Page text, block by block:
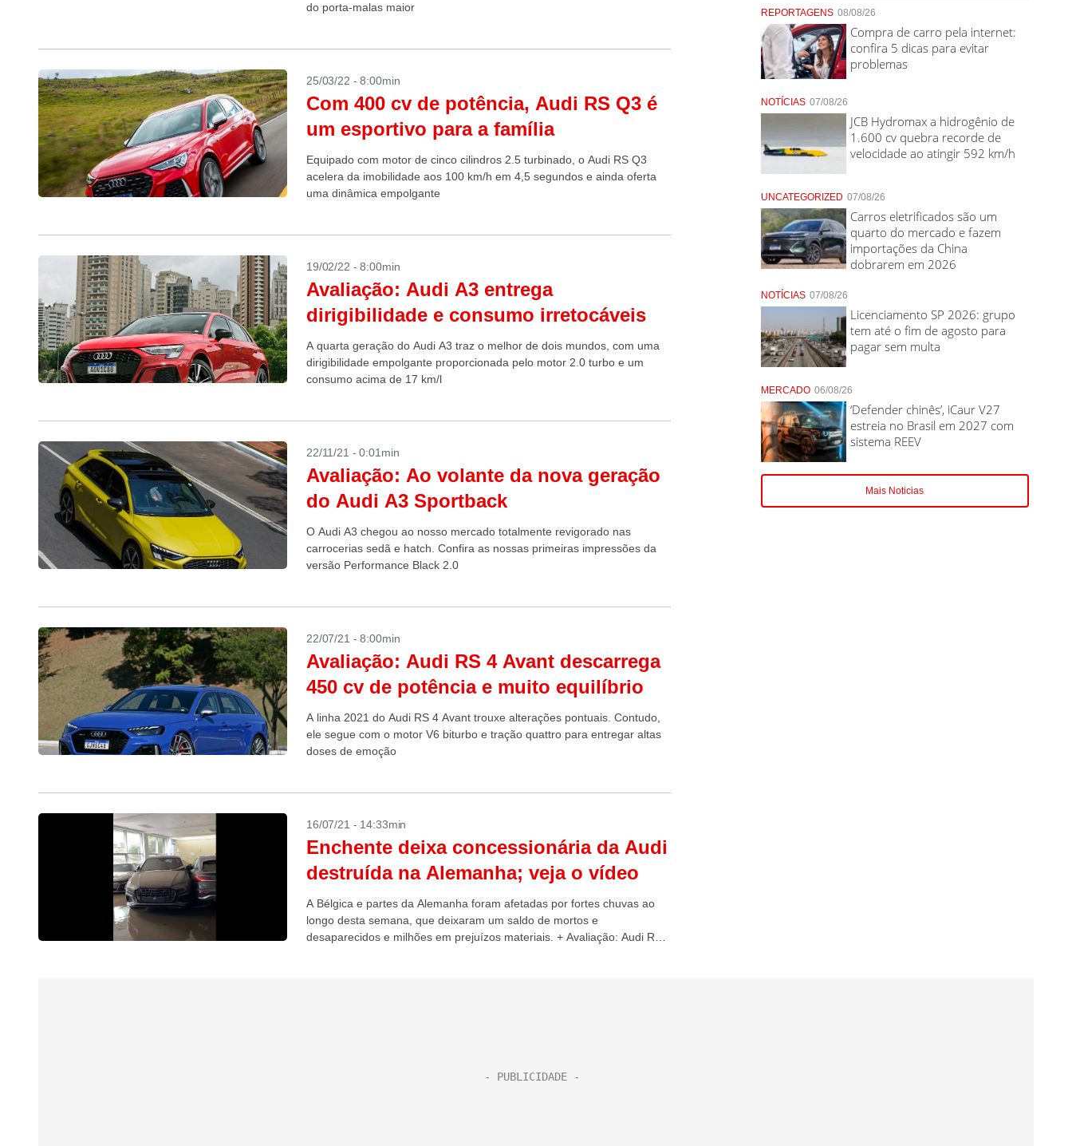
do porta-malas maior
25/03/22 - 8:00min
Com 400 cv de potência, Audi RS Q3 é
um esportivo para a família
Equipado com motor de cinco cilindros 2.5 turbinado, o Audi RS Q3
acelera da imobilidade aos 100 km/h em 4,5 segundos e ainda oferta
uma dinâmica empolgante
19/02/22 - 8:00min
Avaliação: Audi A3 entrega
dirigibilidade e consumo irretocáveis
A quarta geração do Audi A3 traz o melhor de dois mundos, com uma
dirigibilidade empolgante proporcionada pelo motor 2.0 turbo e um
consumo acima de 17 km/l
22/11/21 - 0:01min
Avaliação: Ao volante da nova geração
do Audi A3 Sportback
O Audi A3 chegou ao nosso mercado totalmente revigorado nas
carrocerias sedã e hatch. Confira as nossas primeiras impressões da
versão Performance Black 2.0
22/07/21 - 8:00min
Avaliação: Audi RS 4 Avant descarrega
450 cv de potência e muito equilíbrio
A linha 2021 do Audi RS 4 Avant trouxe alterações pontuais. Contudo,
ele segue com o motor V6 biturbo e tração quattro para entregar altas
doses de emoção
16/07/21 - 14:33min
Enchente deixa concessionária da Audi
destruída na Alemanha; veja o vídeo
A Bélgica e partes da Alemanha foram afetadas por fortes chuvas ao
longo desta semana, que deixaram um saldo de mortos e
desaparecidos e milhões em prejuízos materiais. + Avaliação: Audi RS
REPORTAGENS 08/08/26
Compra de carro pela internet:
confira 5 dicas para evitar
problemas
NOTÍCIAS 07/08/26
JCB Hydromax a hidrogênio de
1.600 cv quebra recorde de
velocidade ao atingir 592 km/h
UNCATEGORIZED 07/08/26
Carros eletrificados são um
quarto do mercado e fazem
importações da China
dobrarem em 2026
NOTÍCIAS 07/08/26
Licenciamento SP 2026: grupo
tem até o fim de agosto para
pagar sem multa
MERCADO 06/08/26
‘Defender chinês’, iCaur V27
estreia no Brasil em 2027 com
sistema REEV
Mais Noticias